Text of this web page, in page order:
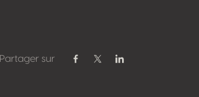
Partager sur
Partager sur Facebook
Partager sur Twitter / X
Partager sur Linkedin